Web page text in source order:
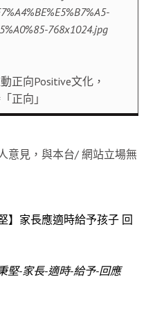
正向Positive文化，
正向」
意見，與本台/ 網站立場無
】家長應適時給予孩子 回